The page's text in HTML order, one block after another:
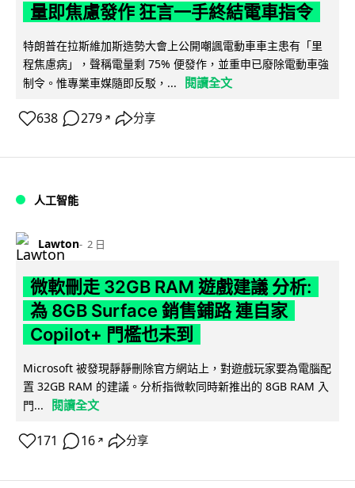
量即焦慮發作 狂言一手終結電車指令
特朗普在拉斯維加斯造勢大會上公開嘲諷電動車車主患有「里
程焦慮病」，聲稱電量剩 75% 便發作，並重申已廢除電動車強
制令。惟專業車媒隨即反駁，...
閱讀全文
638 279 ↗ 分享
人工智能
Lawton 2 日
微軟刪走 32GB RAM 遊戲建議 分析:
為 8GB Surface 銷售鋪路 連自家
Copilot+ 門檻也未到
Microsoft 被發現靜靜刪除官方網站上，對遊戲玩家要為電腦配
置 32GB RAM 的建議。分析指微軟同時新推出的 8GB RAM 入
門...
閱讀全文
171 16 ↗ 分享